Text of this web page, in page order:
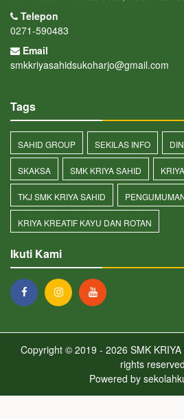
Telepon
0271-590483
Email
smkkriyasahidsukoharjo@gmail.com
Tags
SAHID GROUP SEKILAS INFO
SKAKSA SMK KRIYA SAHID
TKJ SMK KRIYA SAHID
KRIYA KREATIF KAYU DAN ROTAN
Ikuti Kami
Copyright © 2019 - 2026 SMK
rights
Powered by